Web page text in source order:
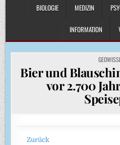
BIOLOGIE MEDIZIN
INFORMATION
POSTED
IN
Bier und
vor 2.700
Zurück